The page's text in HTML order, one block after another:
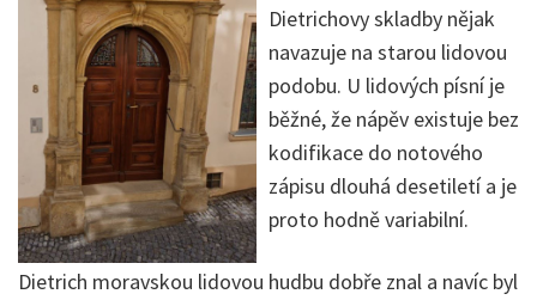
Dietrichovy skladby nějak
navazuje na starou lidovou
podobu. U lidových písní je
běžné, že nápěv existuje bez
kodifikace do notového
zápisu dlouhá desetiletí a je
proto hodně variabilní.
Dietrich moravskou lidovou hudbu dobře znal a navíc byl